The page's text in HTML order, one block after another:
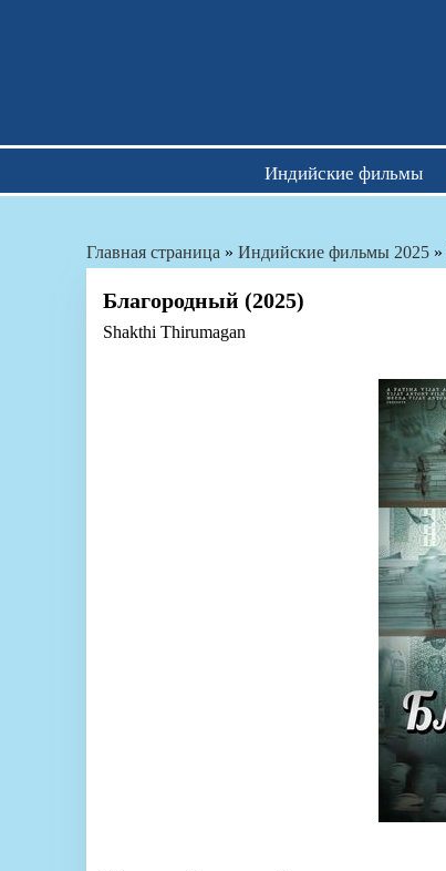
Индийские фильмы
Главная страница » Индийские фильмы 2025 »
Благородный (2025)
Shakthi Thirumagan